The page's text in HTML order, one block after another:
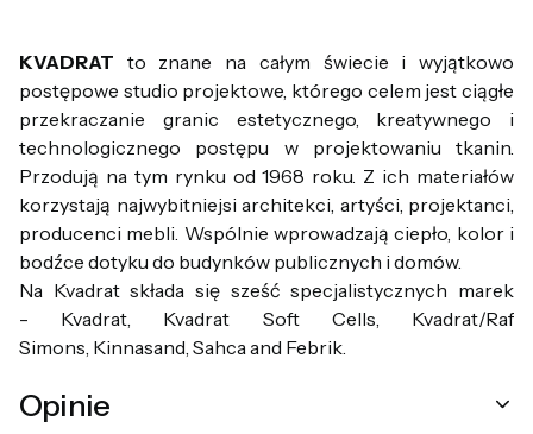
KVADRAT to znane na całym świecie i wyjątkowo
postępowe studio projektowe, którego celem jest ciągłe
przekraczanie granic estetycznego, kreatywnego i
technologicznego postępu w projektowaniu tkanin.
Przodują na tym rynku od 1968 roku. Z ich materiałów
korzystają najwybitniejsi architekci, artyści, projektanci,
producenci mebli. Wspólnie wprowadzają ciepło, kolor i
bodźce dotyku do budynków publicznych i domów.
Na Kvadrat składa się sześć specjalistycznych marek
- Kvadrat, Kvadrat Soft Cells, Kvadrat/Raf
Simons, Kinnasand, Sahca and Febrik.
Opinie